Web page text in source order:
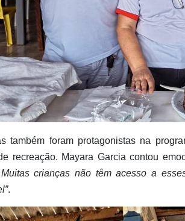
também foram protagonistas na
recreação. Mayara Garcia contou
crianças não têm acesso a
.